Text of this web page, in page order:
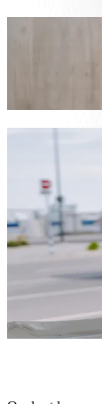
Nous vous
1 586,60 NGN
Services
Beaucoup
Besoin
Vous
Votre
Besoin
Des trajets
Télécharger